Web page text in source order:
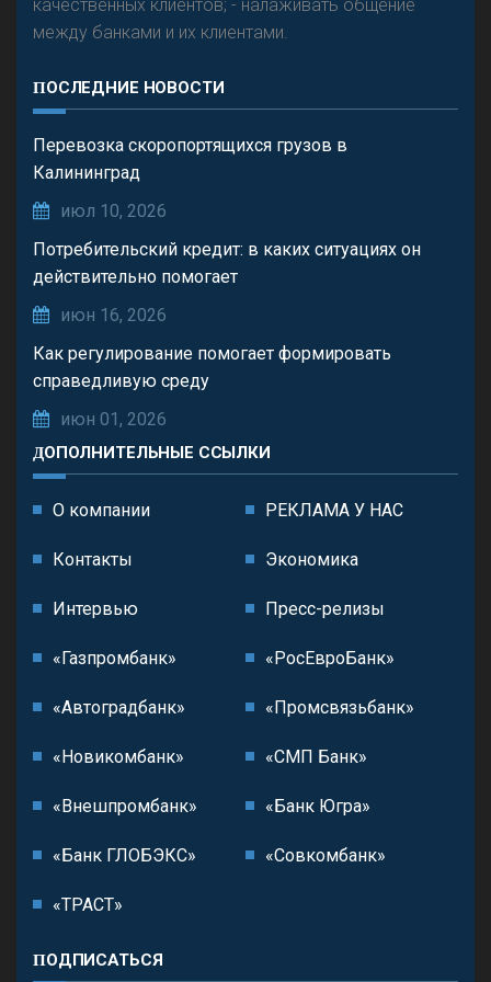
качественных клиентов; - налаживать общение
между банками и их клиентами.
ПОСЛЕДНИЕ НОВОСТИ
Перевозка скоропортящихся грузов в
Калининград
июл 10, 2026
Потребительский кредит: в каких ситуациях он
действительно помогает
июн 16, 2026
Как регулирование помогает формировать
справедливую среду
июн 01, 2026
ДОПОЛНИТЕЛЬНЫЕ ССЫЛКИ
О компании РЕКЛАМА У НАС
Контакты Экономика
Интервью Пресс-релизы
«Газпромбанк» «РосЕвроБанк»
«Автоградбанк» «Промсвязьбанк»
«Новикомбанк» «СМП Банк»
«Внешпромбанк» «Банк Югра»
«Банк ГЛОБЭКС» «Совкомбанк»
«ТРАСТ»
ПОДПИСАТЬСЯ